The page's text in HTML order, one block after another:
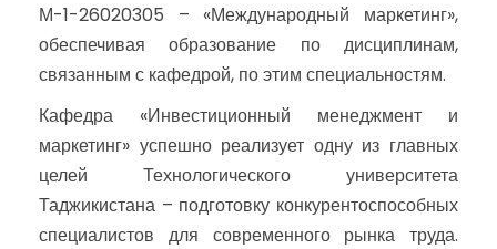
М-1-26020305 – «Международный маркетинг»,
обеспечивая образование по дисциплинам,
связанным с кафедрой, по этим специальностям.
Кафедра «Инвестиционный менеджмент и
маркетинг» успешно реализует одну из главных
целей Технологического университета
Таджикистана – подготовку конкурентоспособных
специалистов для современного рынка труда.